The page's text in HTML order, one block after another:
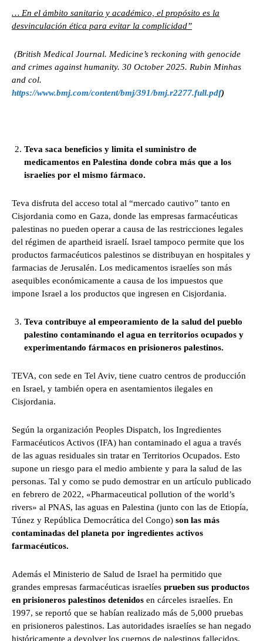
… En el ámbito sanitario y académico, el propósito es la
desvinculación ética para evitar la complicidad”
(British Medical Journal. Medicine’s reckoning with genocide
and crimes against humanity. 30 October 2025. Rubin Minhas
and col.
https://www.bmj.com/content/bmj/391/bmj.r2277.full.pdf)
Teva saca beneficios y limita el suministro de
medicamentos en Palestina donde cobra más que a los
israelíes por el mismo fármaco.
Teva disfruta del acceso total al “mercado cautivo” tanto en
Cisjordania como en Gaza, donde las empresas farmacéuticas
palestinas no pueden operar a causa de las restricciones legales
del régimen de apartheid israelí. Israel tampoco permite que los
productos farmacéuticos palestinos se distribuyan en hospitales y
farmacias de Jerusalén. Los medicamentos israelíes son más
asequibles económicamente a causa de los impuestos que
impone Israel a los productos que ingresen en Cisjordania.
Teva contribuye al empeoramiento de la salud del pueblo
palestino contaminando el agua en territorios ocupados y
experimentando fármacos en prisioneros palestinos.
TEVA, con sede en Tel Aviv, tiene cuatro centros de producción
en Israel, y también opera en asentamientos ilegales en
Cisjordania.
Según la organización Peoples Dispatch, los Ingredientes
Farmacéuticos Activos (IFA) han contaminado el agua a través
de las aguas residuales sin tratar en Territorios Ocupados. Esto
supone un riesgo para el medio ambiente y para la salud de las
personas. Tal y como se pudo demostrar en un artículo publicado
en febrero de 2022, «Pharmaceutical pollution of the world’s
rivers» al PNAS, las aguas en Palestina (junto con las de Etiopía,
Túnez y República Democrática del Congo) son las más
contaminadas del planeta por ingredientes activos
farmacéuticos.
Además el Ministerio de Salud de Israel ha permitido que
grandes empresas farmacéuticas israelíes prueben sus productos
en prisioneros palestinos detenidos en cárceles israelíes. En
1997, se reportó que se habían realizado más de 5,000 pruebas
en prisioneros palestinos. Las autoridades israelíes se han negado
históricamente a devolver los cuerpos de palestinos fallecidos,